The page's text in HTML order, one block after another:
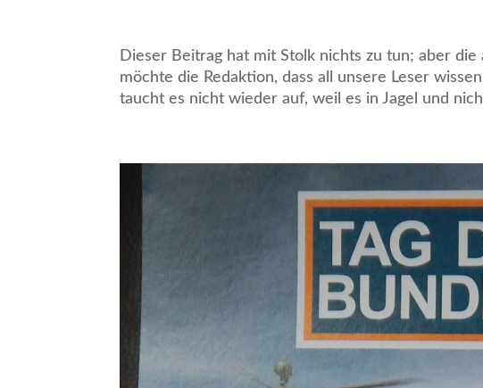
Dieser Beitrag hat mit Stolk nichts zu tun; aber
möchte die Redaktion, dass all unsere Leser
taucht es nicht wieder auf, weil es in Jagel und